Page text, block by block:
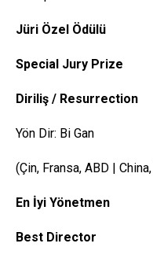
Jüri Özel Ödülü
Special Jury Prize
Diriliş / Resurrection
Yön Dir: Bi Gan
(Çin, Fransa, ABD |
En İyi Yönetmen
Best Director